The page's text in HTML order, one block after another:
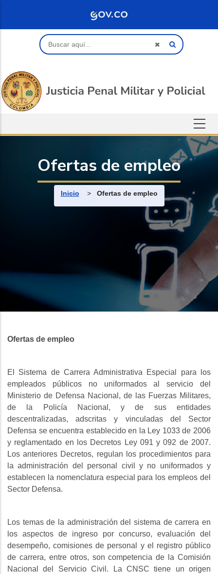
Buscar
Ofertas de empleo
Ruta de navegación
Inicio > Ofertas de empleo
Ofertas de empleo
El Sistema de Carrera Administrativa Especial para los
empleados públicos no uniformados al servicio del
Ministerio de Defensa Nacional, de las Fuerzas Militares,
de la Policía Nacional, y de sus entidades
descentralizadas, adscritas y vinculadas del Sector
Defensa se encuentra establecido en la Ley 1033 de 2006
y reglamentado en los Decretos Ley 091 y 092 de 2007.
Los anteriores Decretos, regulan los procedimientos para
la administración del personal civil y no uniformados y
establecen la nomenclatura especial para los empleos del
Sector Defensa.
Los temas de la administración del sistema de carrera en
los aspectos de ingreso por concurso, evaluación del
desempeño, comisiones de personal y el registro público
de carrera, entre otros, son competencia de la Comisión
Nacional del Servicio Civil. La CNSC tiene un origen